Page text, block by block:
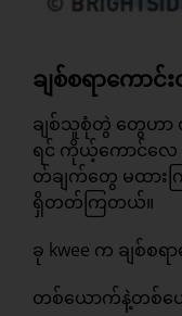
ချစ်စရာကေ
ချစ်သူစုံတွဲ တွေဟာ
ရင် ကိုယ့်ကောင်လေ
တ်ချက်တွေ မထား
ရှိတတ်ကြတယ်။
ခု kwee က ချစ်စ
တစ်ယောက်နဲ့တစ်ယ